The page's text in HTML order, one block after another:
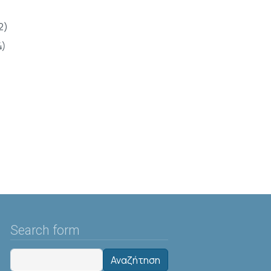
Search form
Αναζήτηση